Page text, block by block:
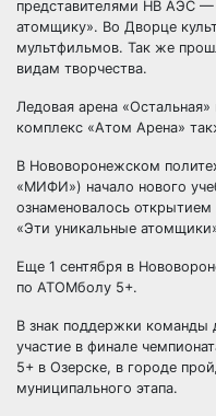
представителями НВ АЭС —
атомщику». Во Дворце
мультфильмов. Так же
видам творчества.
Ледовая арена
комплекс «Атом Арена»
В Нововоронежском
«МИФИ») начало нового
ознаменовалось
«Эти уникальные
Еще 1 сентября в
по АТОМболу 5+.
В знак поддержки команды
участие в финале
5+ в Озерске, в городе
муниципального этапа.